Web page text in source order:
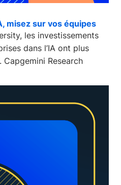
misez sur vos équipes
les investissements
dans l’IA ont plus
Research